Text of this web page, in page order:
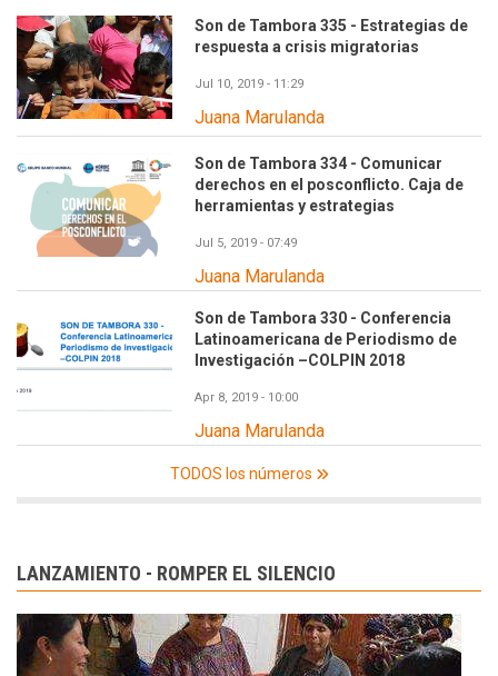
Son de Tambora 335 - Estrategias de
respuesta a crisis migratorias
Jul 10, 2019 - 11:29
Juana Marulanda
Son de Tambora 334 - Comunicar
derechos en el posconflicto. Caja de
herramientas y estrategias
Jul 5, 2019 - 07:49
Juana Marulanda
Son de Tambora 330 - Conferencia
Latinoamericana de Periodismo de
Investigación –COLPIN 2018
Apr 8, 2019 - 10:00
Juana Marulanda
TODOS los números
LANZAMIENTO - ROMPER EL SILENCIO